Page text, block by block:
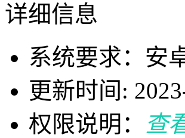
详细信息
系统要求：安
更新时间:
权限说明：
查